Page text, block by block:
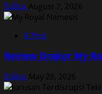
Editor August 7, 2026
K-Pop
Review Drakor My
Editor May 28, 2026